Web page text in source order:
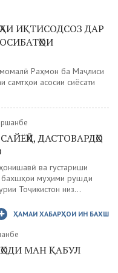
ИҚТИСОДСОЗ ДАР
Раҳмон ба Маҷлиси
асосии сиёсати
ДАСТОВАРДҲО
ва густариши
бахшҳои муҳими рушди
Тоҷикистон низ...
ҲАМАИ ХАБАРҲОИ ИН БАХШ
МАН ҚАБУЛ